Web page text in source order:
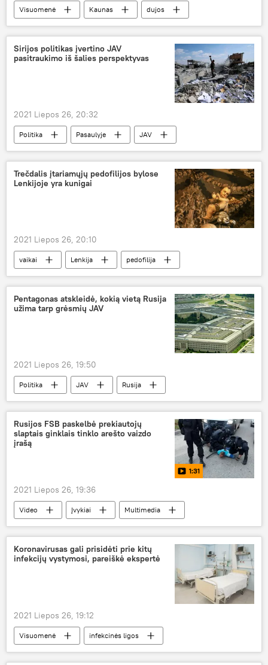
Visuomenė Kaunas dujos
Sirijos politikas įvertino JAV
pasitraukimo iš šalies perspektyvas
2021 Liepos 26, 20:32
Politika Pasaulyje
JAV
Sirija
Karas Sirijoje: nelengvų sprendimų priėmimas šaudant pabūklams
Trečdalis įtariamųjų pedofilijos bylose
Lenkijoje yra kunigai
2021 Liepos 26, 20:10
vaikai Lenkija pedofilija
Pentagonas atskleidė, kokią vietą Rusija
užima tarp grėsmių JAV
2021 Liepos 26, 19:50
Politika JAV
Rusija
Pentagonas
Rusijos FSB paskelbė prekiautojų
slaptais ginklais tinklo arešto vaizdo
įrašą
1:31
2021 Liepos 26, 19:36
Video Įvykiai
Multimedia
Rusija
Rusijos Federalinio saugumo biuras (FSB)
Koronavirusas gali prisidėti prie kitų
infekcijų vystymosi, pareiškė ekspertė
2021 Liepos 26, 19:12
Visuomenė
infekcinės ligos
koronavirusas